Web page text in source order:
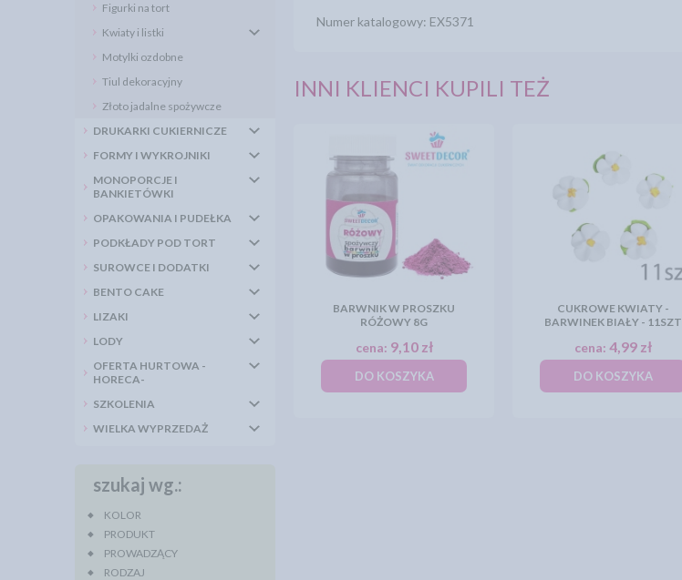
Figurki na tort
Kwiaty i listki
Motylki ozdobne
Tiul dekoracyjny
Złoto jadalne spożywcze
DRUKARKI CUKIERNICZE
FORMY I WYKROJNIKI
MONOPORCJE I
BANKIETÓWKI
OPAKOWANIA I PUDEŁKA
PODKŁADY POD TORT
SUROWCE I DODATKI
BENTO CAKE
LIZAKI
LODY
OFERTA HURTOWA -
HORECA-
SZKOLENIA
WIELKA WYPRZEDAŻ
szukaj wg.:
KOLOR
PRODUKT
PROWADZĄCY
RODZAJ
Numer katalogowy: EX5371
INNI KLIENCI KUPILI TEŻ
BARWNIK W PROSZKU
RÓŻOWY 8G
cena: 9,10 zł
DO KOSZYKA
CUKROWE KWIATY -
BARWINEK BIAŁY - 11SZT
cena: 4,99 zł
DO KOSZYKA